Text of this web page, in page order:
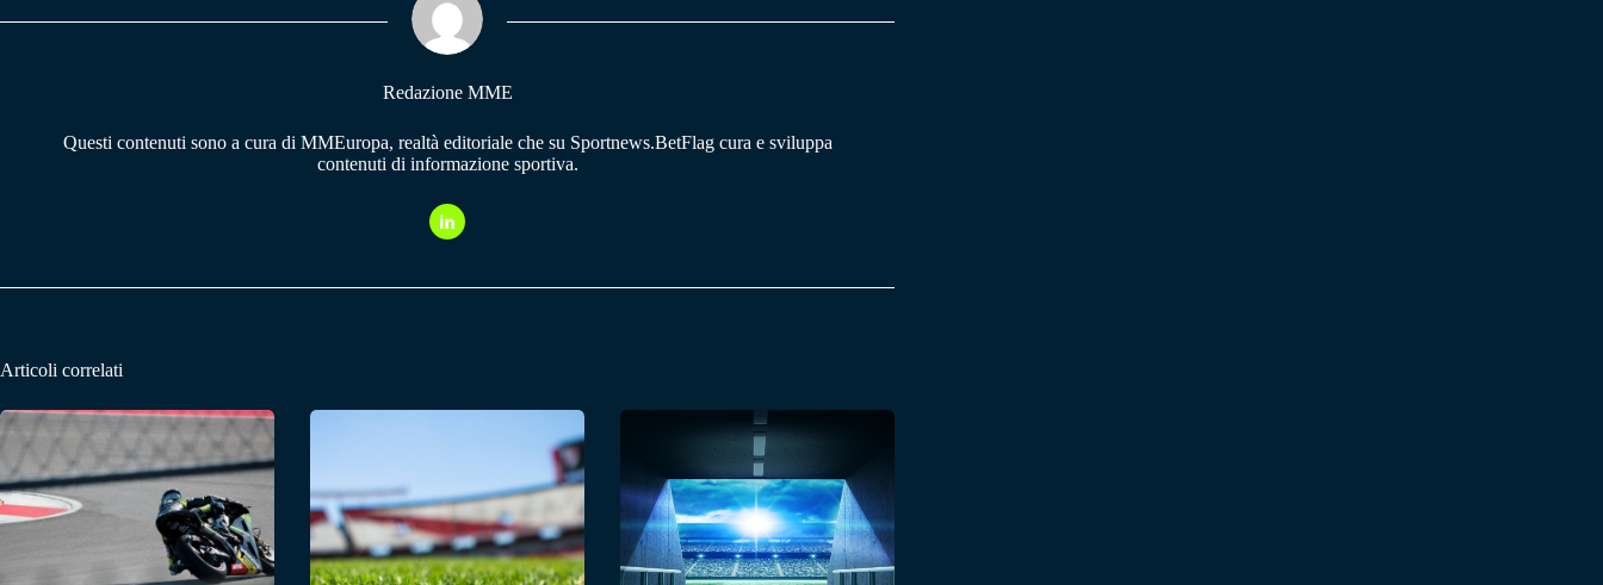
pp m
Redazione MME
Questi contenuti sono a cura di MMEuropa, realtà editoriale che su Sportnews.BetFlag cura e sviluppa
contenuti di informazione sportiva.
Articoli correlati